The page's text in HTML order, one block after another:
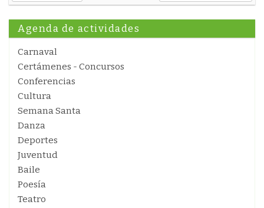
Agenda de actividades
Carnaval
Certámenes - Concursos
Conferencias
Cultura
Semana Santa
Danza
Deportes
Juventud
Baile
Poesía
Teatro